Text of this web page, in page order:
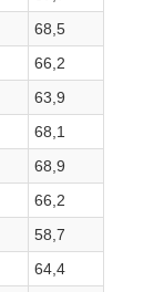
68,5
66,2
63,9
68,1
68,9
66,2
58,7
64,4